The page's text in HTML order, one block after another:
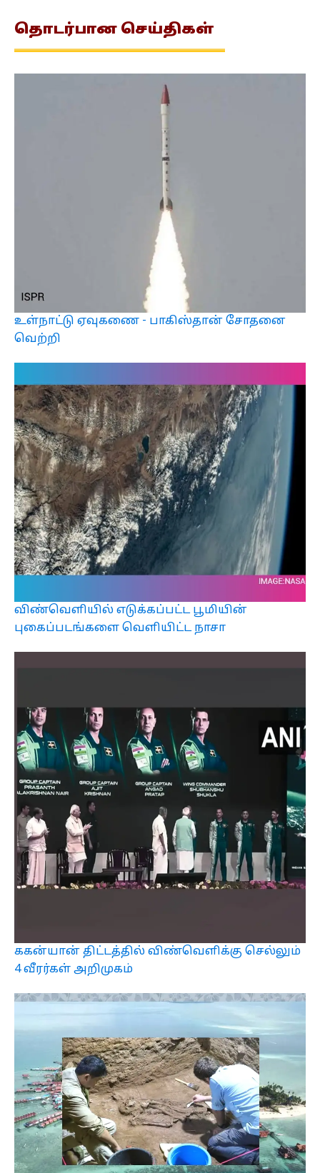
தொடர்பான செய்திகள்
உள்நாட்டு ஏவுகணை - பாகிஸ்தான் சோதனை
வெற்றி
விண்வெளியில் எடுக்கப்பட்ட பூமியின்
புகைப்படங்களை வெளியிட்ட நாசா
ககன்யான் திட்டத்தில் விண்வெளிக்கு செல்லும்
4 வீரர்கள் அறிமுகம்